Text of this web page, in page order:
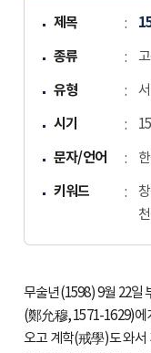
제목
종류
유형
시기
문자/언어
키워드
무술년(1598) 9월 22일
(鄭允穆, 1571-1629)에
오고 계학(戒學)도 와서